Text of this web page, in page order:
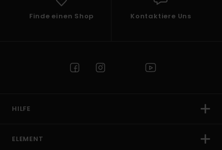
Finde einen Shop Kontaktiere Uns
HILFE
ELEMENT